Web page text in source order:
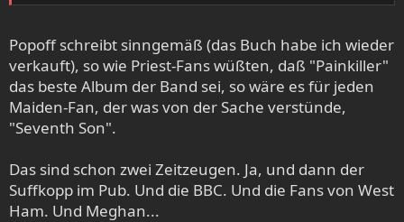
Popoff schreibt sinngemäß (das Buch habe ich wieder
verkauft), so wie Priest-Fans wüßten, daß "Painkiller"
das beste Album der Band sei, so wäre es für jeden
Maiden-Fan, der was von der Sache verstünde,
"Seventh Son".
Das sind schon zwei Zeitzeugen. Ja, und dann der
Suffkopp im Pub. Und die BBC. Und die Fans von West
Ham. Und Meghan...